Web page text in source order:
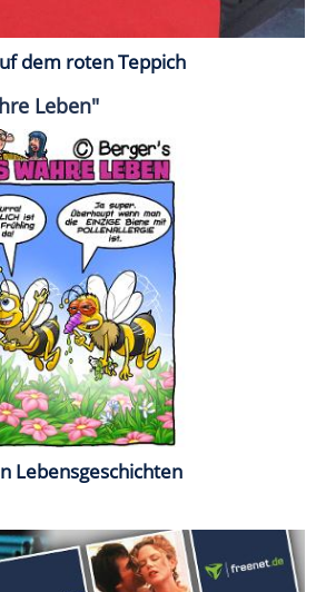
dem roten Teppich
Leben"
Lebensgeschichten